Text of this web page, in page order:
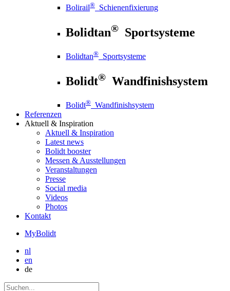
Bolirail® Schienenfixierung
Bolidtan® Sportsysteme
Bolidtan® Sportsysteme
Bolidt® Wandfinishsystem
Bolidt® Wandfinishsystem
Referenzen
Aktuell & Inspiration
Aktuell & Inspiration
Latest news
Bolidt booster
Messen & Ausstellungen
Veranstaltungen
Presse
Social media
Videos
Photos
Kontakt
MyBolidt
nl
en
de